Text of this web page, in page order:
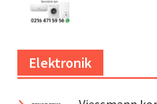
Elektronik